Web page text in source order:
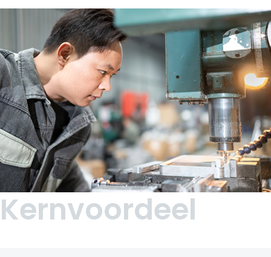
Kernvoordeel